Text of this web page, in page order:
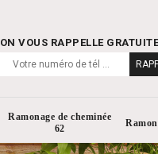
ON VOUS RAPPELLE
Ramonage de cheminée
62